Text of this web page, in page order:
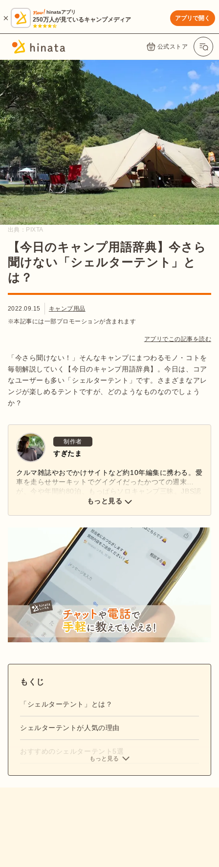
hinataアプリ
250万人が見ているキャンプメディア アプリで開く
公式ストア
出典： PIXTA
【今日のキャンプ用語辞典】今さら
聞けない「シェルターテント」と
は？
2022.09.15
キャンプ用品
※本記事には一部プロモーションが含まれます
アプリでこの記事を読む
「今さら聞けない！」そんなキャンプにまつわるモノ・コトを
毎朝解説していく【今日のキャンプ用語辞典】。今日は、コア
なユーザーも多い「シェルターテント」です。さまざまなアレ
ンジが楽しめるテントですが、どのようなものなのでしょう
か？
制作者
すぎたま
クルマ雑誌やおでかけサイトなど約10年編集に携わる。愛
車を走らせサーキットでグイグイだったかつての週末…
が、今や年間約80泊、もっぱらソロキャンプ三昧。JBS認
定ブッシュクラフトアドバイザー
もっと見る
もくじ
「シェルターテント」とは？
シェルターテントが人気の理由
おすすめのシェルターテント5選
もっと見る